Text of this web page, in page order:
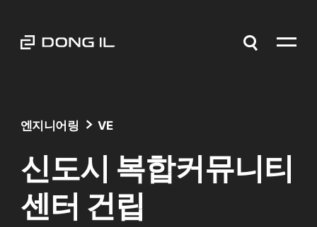
엔지니어링 VE
신도시 복합커뮤니티
센터 건립